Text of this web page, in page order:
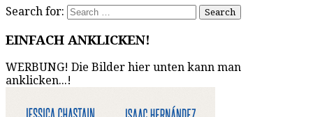
Search for:
EINFACH ANKLICKEN!
WERBUNG! Die Bilder hier unten kann man
anklicken...!